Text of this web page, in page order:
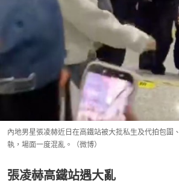
內地男星張凌赫近日在高鐵站被大批私生及代拍包圍
執，場面一度混亂。（微博）
張凌赫高鐵站遇大亂